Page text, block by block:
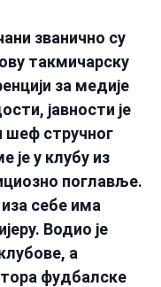
званично су
такмичарску
за медије
јавности је
шеф стручног
је у клубу из
поглавље.
себе има
Водио је
а
фудбалске